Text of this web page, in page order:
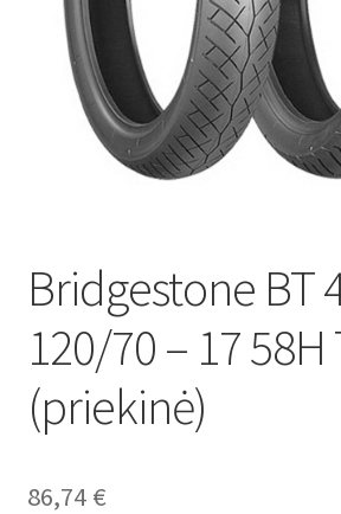
Bridgestone BT
120/70 – 17 58H
(priekinė)
86,74 €